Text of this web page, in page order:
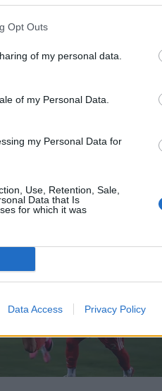
Opt Outs
of my personal data.
of my Personal Data.
my Personal Data for
Use, Retention, Sale,
Data that Is
for which it was
Data Access Privacy Policy